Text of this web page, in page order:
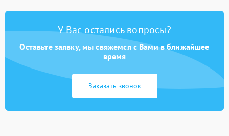
У Вас остались вопросы?
Оставьте заявку, мы свяжемся с Вами в ближайшее
время
Заказать звонок